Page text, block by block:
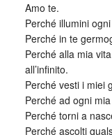
Amo te.
Perché illumini
Perché in te
Perché alla mia
all’infinito.
Perché vesti i miei
Perché ad ogni
Perché torni a
Perché ascolti